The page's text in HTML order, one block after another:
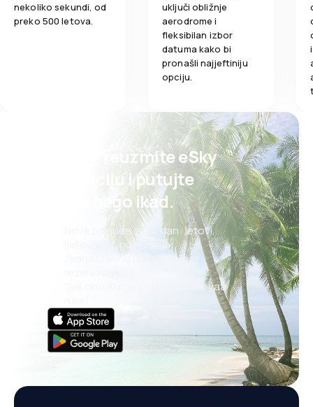
nekoliko sekundi, od
preko 500 letova.
uključi obližnje
aerodrome i
fleksibilan izbor
datuma kako bi
pronašli najjeftiniju
opciju.
Psst! Preuzmite eSky
aplikaciju i putujte
lakše nego ikad.
Nove ponude svaki dan: letovi,
ljetovanja, putovanja
Jednostavno upravljanje
Sve ono što je važno, na dohvat